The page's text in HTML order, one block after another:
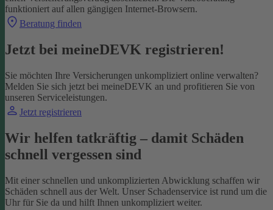
funktioniert auf allen gängigen Internet-Browsern.
Beratung finden
Jetzt bei meineDEVK registrieren!
Sie möchten Ihre Versicherungen unkompliziert online verwalten?
Melden Sie sich jetzt bei meineDEVK an und profitieren Sie von
unseren Serviceleistungen.
Jetzt registrieren
Wir helfen tatkräftig – damit Schäden
schnell vergessen sind
Mit einer schnellen und unkomplizierten Abwicklung schaffen wir
Schäden schnell aus der Welt. Unser Schadenservice ist rund um die
Uhr für Sie da und hilft Ihnen unkompliziert weiter.